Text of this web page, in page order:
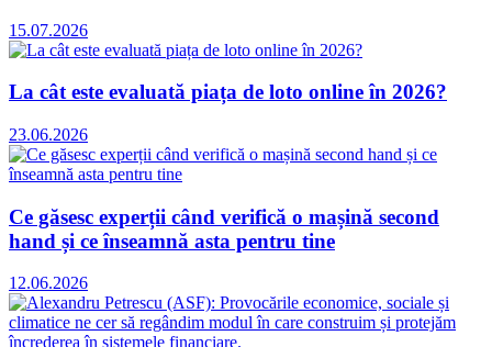
15.07.2026
La cât este evaluată piața de loto online în 2026?
23.06.2026
Ce găsesc experții când verifică o mașină second
hand și ce înseamnă asta pentru tine
12.06.2026